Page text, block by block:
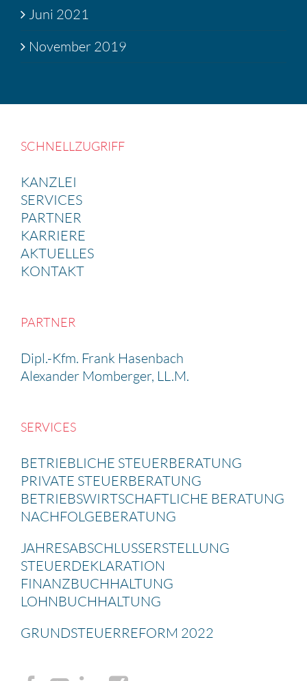
Juni 2021
November 2019
SCHNELL­ZU­GRIFF
KANZLEI
SERVICES
PARTNER
KARRIERE
AKTUELLES
KONTAKT
PARTNER
Dipl.-Kfm. Frank Hasen­bach
Alexander Momberger, LL.M.
SERVICES
BETRIEB­LICHE STEUER­BE­RA­TUNG
PRIVATE STEUER­BE­RA­TUNG
BETRIEBS­WIRT­SCHAFT­LICHE BERATUNG
NACHFOL­GE­BE­RA­TUNG
JAHRES­AB­SCHLUSS­ERSTEL­LUNG
STEUER­DE­KLA­RA­TION
FINANZ­BUCH­HAL­TUNG
LOHNBUCH­HAL­TUNG
GRUND­STEU­ER­RE­FORM 2022